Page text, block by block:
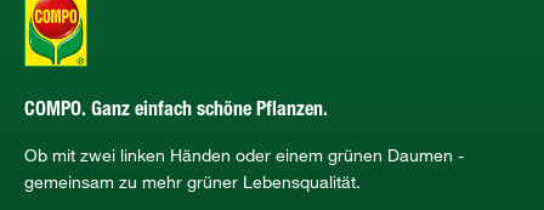
COMPO. Ganz einfach schöne Pflanzen.
Ob mit zwei linken Händen oder einem grünen Daumen -
gemeinsam zu mehr grüner Lebensqualität.